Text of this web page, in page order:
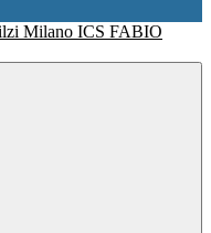
ICS FABIO